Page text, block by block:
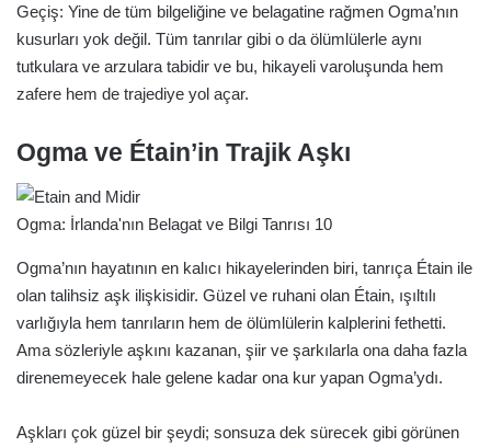
Geçiş: Yine de tüm bilgeliğine ve belagatine rağmen Ogma’nın
kusurları yok değil. Tüm tanrılar gibi o da ölümlülerle aynı
tutkulara ve arzulara tabidir ve bu, hikayeli varoluşunda hem
zafere hem de trajediye yol açar.
Ogma ve Étain’in Trajik Aşkı
Ogma: İrlanda'nın Belagat ve Bilgi Tanrısı 10
Ogma’nın hayatının en kalıcı hikayelerinden biri, tanrıça Étain ile
olan talihsiz aşk ilişkisidir. Güzel ve ruhani olan Étain, ışıltılı
varlığıyla hem tanrıların hem de ölümlülerin kalplerini fethetti.
Ama sözleriyle aşkını kazanan, şiir ve şarkılarla ona daha fazla
direnemeyecek hale gelene kadar ona kur yapan Ogma’ydı.
Aşkları çok güzel bir şeydi; sonsuza dek sürecek gibi görünen